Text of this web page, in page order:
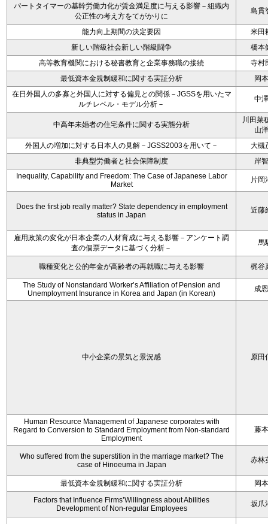
パートタイマーの基幹労働力化が賃金満足度に与える影響－組織内
公正性の考え方をてがかりに
島貫
能力向上期間の決定要因
米田
新しい階級社会新しい階級闘争
橋本
高等教育機関における秘書教育と企業事務職の接続
寺村
最低資本金規制緩和に関する実証分析
岡
在日外国人の多寡と外国人に対する偏見との関係－JGSSを用いたマ
ルチレベル・モデル分析－
中
中高年未婚者の住宅条件に関する実態分析
川田菜
山
外国人の増加に対する日本人の見解－JGSS2003を用いて－
大槻
非典型労働者と社会保障制度
岸
Inequality, Capability and Freedom: The Case of Japanese Labor
Market
片岡
Does the first job really matter? State dependency in employment
status in Japan
近藤
雇用政策の変化が日本企業の人材育成に与える影響－アンケート調
査の個票データに基づく分析－
馬
職種変化と公的年金が高齢者の再就職に与える影響 梶谷
The Study of Nonstandard Worker’s Affiliation of Pension and
Unemployment Insurance in Korea and Japan (in Korean)
成
中小企業の景気と景況感 原田
Human Resource Management of Japanese corporates with
Regard to Conversion to Standard Employment from Non-standard
Employment
藤
Who suffered from the superstition in the marriage market? The
case of Hinoeuma in Japan
赤林
最低資本金規制緩和に関する実証分析
岡
Factors that Influence Firms’Willingness about Abilities
Development of Non-regular Employees
坂爪